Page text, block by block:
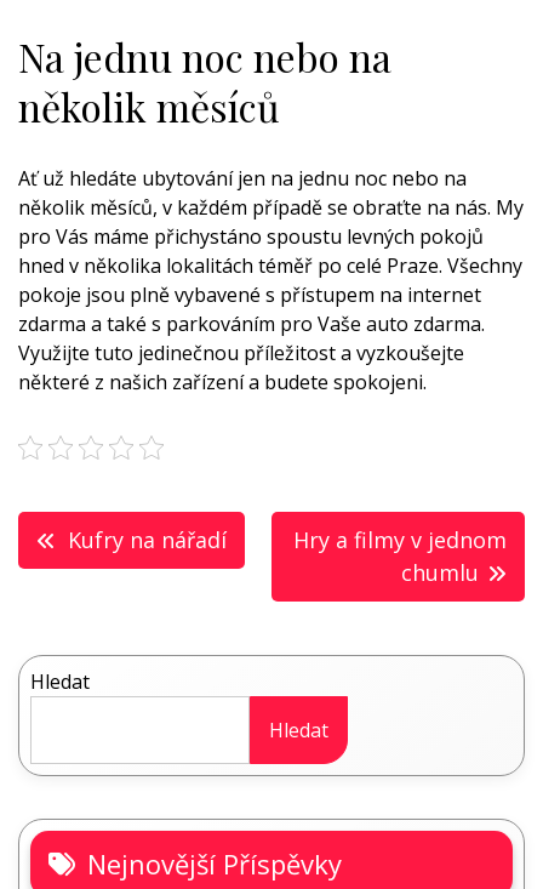
Na jednu noc nebo na
několik měsíců
Ať už hledáte ubytování jen na jednu noc nebo na
několik měsíců, v každém případě se obraťte na nás. My
pro Vás máme přichystáno spoustu levných pokojů
hned v několika lokalitách téměř po celé Praze. Všechny
pokoje jsou plně vybavené s přístupem na internet
zdarma a také s parkováním pro Vaše auto zdarma.
Využijte tuto jedinečnou příležitost a vyzkoušejte
některé z našich zařízení a budete spokojeni.
Navigace
pro
Kufry na nářadí
Hry a filmy v jednom
chumlu
Hledat
Hledat
Nejnovější Příspěvky